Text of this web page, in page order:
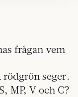
frågan vem
seger.
MP, V och C?